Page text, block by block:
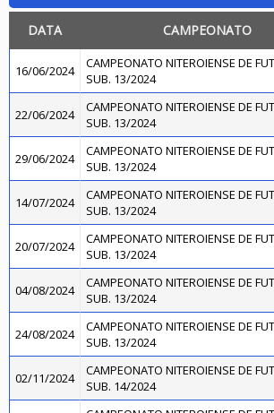
DATA CAMPEONATO
16/06/2024
CAMPEONATO NITEROIENSE DE
SUB. 13/2024
22/06/2024
CAMPEONATO NITEROIENSE DE
SUB. 13/2024
29/06/2024
CAMPEONATO NITEROIENSE DE
SUB. 13/2024
14/07/2024
CAMPEONATO NITEROIENSE DE
SUB. 13/2024
20/07/2024
CAMPEONATO NITEROIENSE DE
SUB. 13/2024
04/08/2024
CAMPEONATO NITEROIENSE DE
SUB. 13/2024
24/08/2024
CAMPEONATO NITEROIENSE DE
SUB. 13/2024
02/11/2024
CAMPEONATO NITEROIENSE DE
SUB. 14/2024